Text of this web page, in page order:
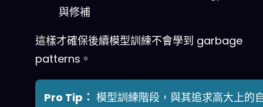
與修補
這樣才確保後續模型訓練不會學到 garbage
patterns。
Pro Tip： 模型訓練階段，與其追求高大上的